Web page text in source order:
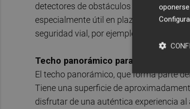
detectores de obstáculos detiene la
especialmente útil en plazas de
seguridad vial, por ejemplo, al detectar
Techo panorámico para crear un
El techo panorámico, que forma parte
Tiene una superficie de
disfrutar de una auténtica experiencia